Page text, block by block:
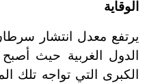
الوقاية
يرتفع معدل انتشار
الدول الغربية حيث
الكبرى التي تواجه تلك